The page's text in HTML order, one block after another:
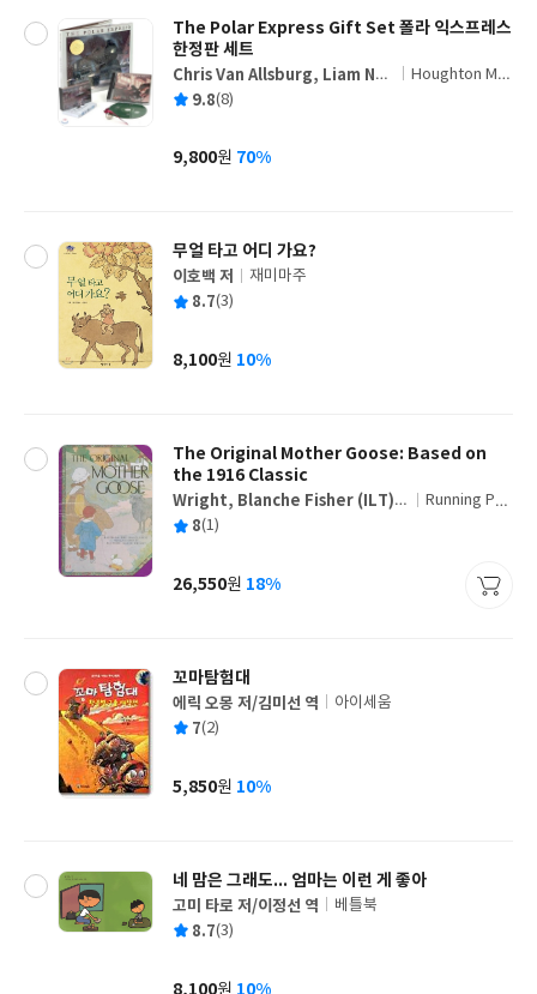
The Polar Express Gift Set 폴라 익스프레스
한정판 세트
글
쓴
Chris Van Allsburg, Liam Ne
eson
출
사
Houghton Miff
평 9.8(8)
가
9,800원 70%
무얼 타고 어디 가요?
글
쓴
이호백 저
출
사
재미마주
평 8.7(3)
가
8,100원 10%
The Original Mother Goose: Based on
the 1916 Classic
글
쓴
Wright, Blanche Fisher (ILT)/
Wright, Blanche Fisher
출
사
Running Pre
평 8(1)
가
26,550원 18%
꼬마탐험대
글
쓴
에릭 오몽 저/김미선 역
출
사
아이세움
평 7(2)
가
5,850원 10%
네 맘은 그래도... 엄마는 이런 게 좋아
글
쓴
고미 타로 저/이정선 역
출
사
베틀북
평 8.7(3)
8,100원 10%